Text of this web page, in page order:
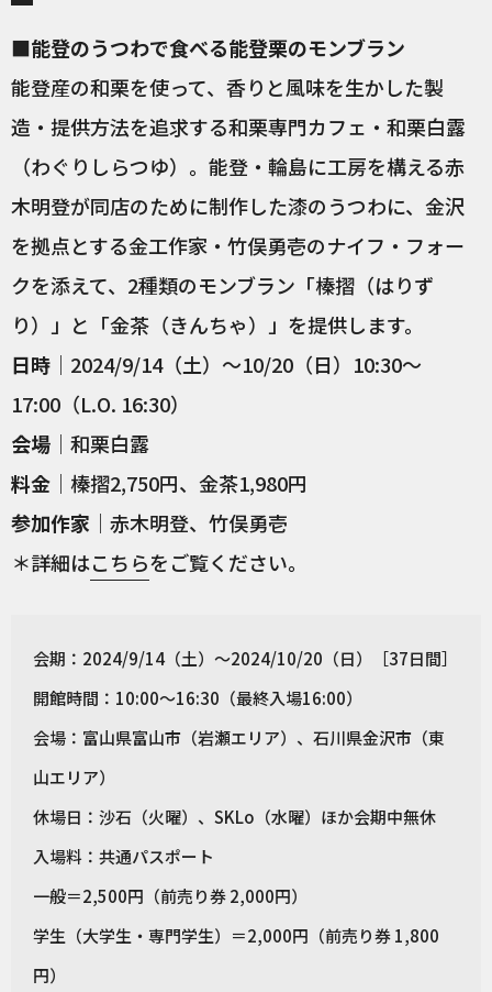
■能登のうつわで食べる能登栗のモンブラン
能登産の和栗を使って、香りと風味を生かした製
造・提供方法を追求する和栗専門カフェ・和栗白露
（わぐりしらつゆ）。能登・輪島に工房を構える赤
木明登が同店のために制作した漆のうつわに、金沢
を拠点とする金工作家・竹俣勇壱のナイフ・フォー
クを添えて、2種類のモンブラン「榛摺（はりず
り）」と「金茶（きんちゃ）」を提供します。
日時 ｜2024/9/14（土）〜10/20（日）10:30〜
17:00（L.O. 16:30）
会場 ｜和栗白露
料金 ｜榛摺2,750円、金茶1,980円
参加作家 ｜赤木明登、竹俣勇壱
＊詳細はこちらをご覧ください。
会期：2024/9/14（土）〜2024/10/20（日）［37日間］
開館時間：10:00〜16:30（最終入場16:00）
会場：富山県富山市（岩瀬エリア）、石川県金沢市（東
山エリア）
休場日：沙石（火曜）、SKLo（水曜）ほか会期中無休
入場料：共通パスポート
一般＝2,500円（前売り券 2,000円）
学生（大学生・専門学生）＝2,000円（前売り券 1,800
円）